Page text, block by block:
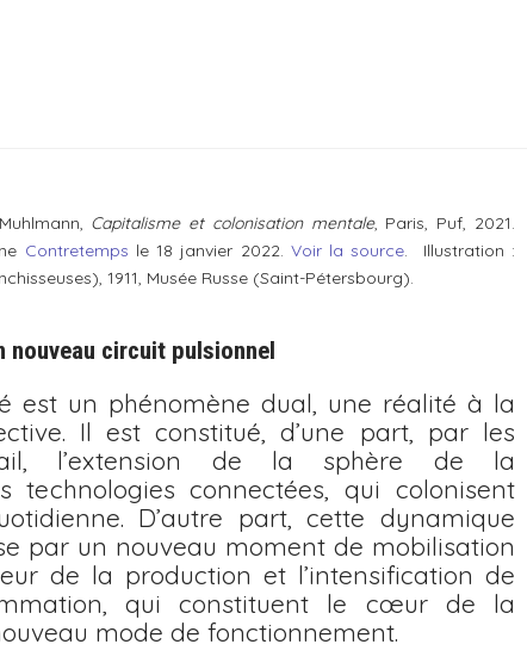
Capitalisme et colonisation mentale, Paris, Puf, 2021.
Contretemps le 18 janvier 2022. Voir la source. Illustration :
1911, Musée Russe (Saint-Pétersbourg).
nouveau circuit pulsionnel
est un phénomène dual, une réalité à la
Il est constitué, d’une part, par les
l’extension de la sphère de la
technologies connectées, qui colonisent
D’autre part, cette dynamique
par un nouveau moment de mobilisation
de la production et l’intensification de
qui constituent le cœur de la
mode de fonctionnement.